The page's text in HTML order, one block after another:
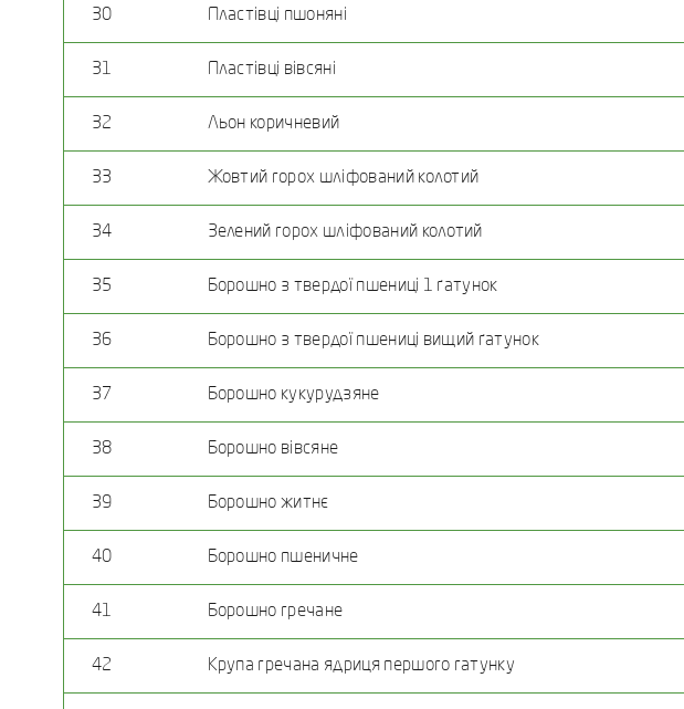
30 Пластівці пшоняні
31 Пластівці вівсяні
32 Льон коричневий
33 Жовтий горох шліфований колотий
34 Зелений горох шліфований колотий
35 Борошно з твердої пшениці 1 ґатунок
36 Борошно з твердої пшениці вищий ґатунок
37 Борошно кукурудзяне
38 Борошно вівсяне
39 Борошно житнє
40 Борошно пшеничне
41 Борошно гречане
42 Крупа гречана ядриця першого гатунку